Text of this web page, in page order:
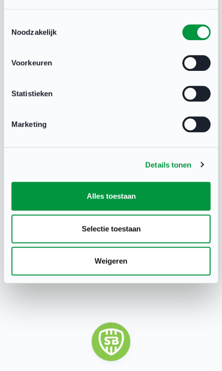
Noodzakelijk
Voorkeuren
Statistieken
Marketing
Details tonen
Alles toestaan
Selectie toestaan
Weigeren
Lansingerland en heb jij zicht op de
bezettingsgraad van jullie velden? Dan vragen wij
jou om contact op te nemen met Geert van Rijn
Deel deze pagina